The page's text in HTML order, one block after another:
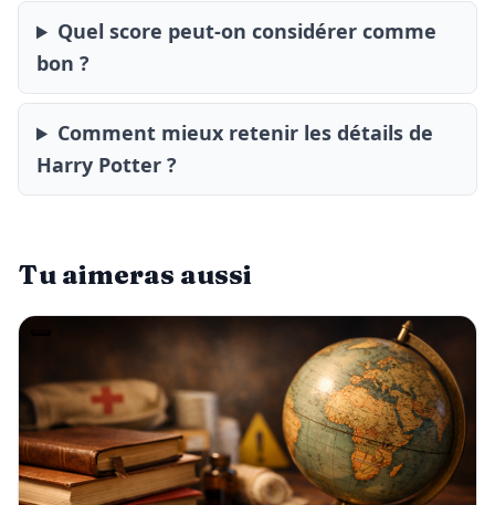
Quel score peut-on considérer comme
bon ?
Comment mieux retenir les détails de
Harry Potter ?
Tu aimeras aussi